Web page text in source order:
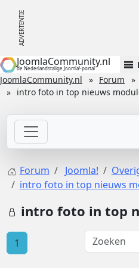
JoomlaCommunity.nl
de Nederlandstalige Joomla!-portal
JoomlaCommunity.nl Forum
intro foto in top nieuws
Forum Joomla!
intro foto in top nieuws
intro foto in top
1